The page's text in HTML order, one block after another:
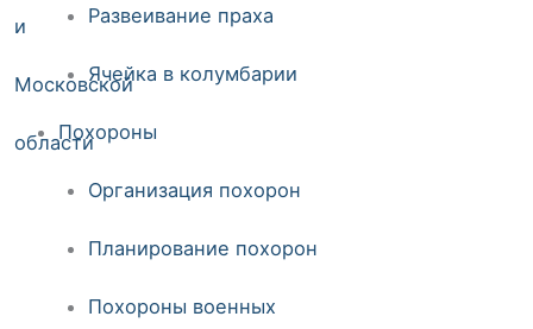
Развеивание праха
Ячейка в колумбарии
Похороны
Организация похорон
Планирование похорон
Похороны военных